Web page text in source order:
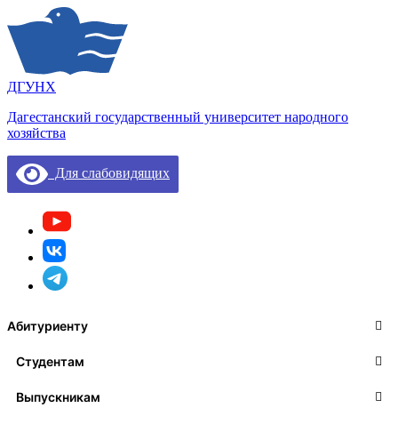
ДГУНХ
Дагестанский государственный университет народного
хозяйства
Для слабовидящих
Абитуриенту
Студентам
Выпускникам